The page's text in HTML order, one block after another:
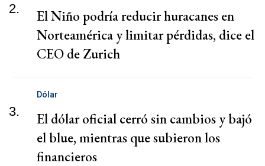
2.
El Niño podría reducir huracanes en
Norteamérica y limitar pérdidas, dice el
CEO de Zurich
3.
Dólar
El dólar oficial cerró sin cambios y bajó
el blue, mientras que subieron los
financieros